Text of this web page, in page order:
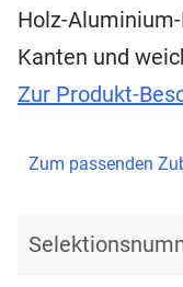
Holz-
Kanten und
Zur Produkt-
Zum passenden